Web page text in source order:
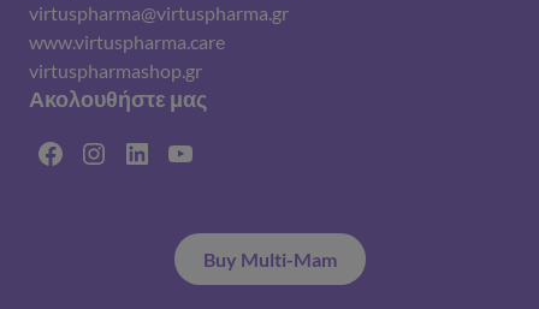
virtuspharma@virtuspharma.gr
www.virtuspharma.care
virtuspharmashop.gr
Ακολουθήστε μας
Facebook
Instagram
LinkedinYouTube
Buy Multi-Mam